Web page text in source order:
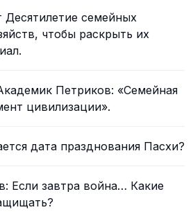
семейных
чтобы раскрыть их
Петриков: «Семейная
цивилизации».
дата празднования Пасхи?
Если завтра война… Какие